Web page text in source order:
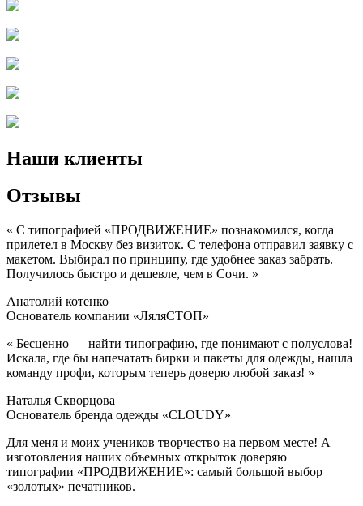
Наши клиенты
Отзывы
« С типографией «ПРОДВИЖЕНИЕ» познакомился, когда
прилетел в Москву без визиток. С телефона отправил заявку с
макетом. Выбирал по принципу, где удобнее заказ забрать.
Получилось быстро и дешевле, чем в Сочи. »
Анатолий котенко
Основатель компании «ЛяляСТОП»
« Бесценно — найти типографию, где понимают с полуслова!
Искала, где бы напечатать бирки и пакеты для одежды, нашла
команду профи, которым теперь доверю любой заказ! »
Наталья Скворцова
Основатель бренда одежды «CLOUDY»
Для меня и моих учеников творчество на первом месте! А
изготовления наших объемных открыток доверяю
типографии «ПРОДВИЖЕНИЕ»: самый большой выбор
«золотых» печатников.